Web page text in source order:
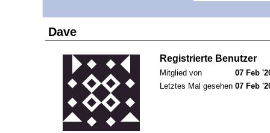
Dave
Registrierte Benutzer
Mitglied von
07 Feb
Letztes Mal gesehen 07 Feb